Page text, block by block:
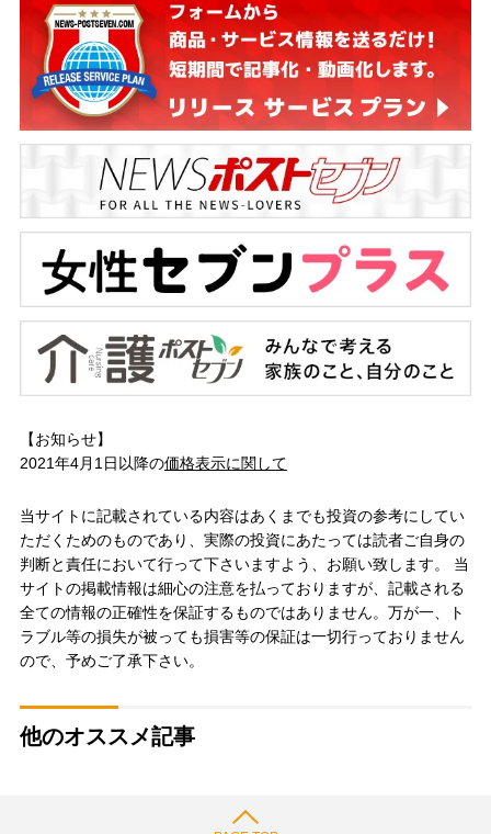
【お知らせ】
2021年4月1日以降の価格表示に関して
当サイトに記載されている内容はあくまでも投資の参考にしてい
ただくためのものであり、実際の投資にあたっては読者ご自身の
判断と責任において行って下さいますよう、お願い致します。 当
サイトの掲載情報は細心の注意を払っておりますが、記載される
全ての情報の正確性を保証するものではありません。万が一、ト
ラブル等の損失が被っても損害等の保証は一切行っておりません
ので、予めご了承下さい。
他のオススメ記事